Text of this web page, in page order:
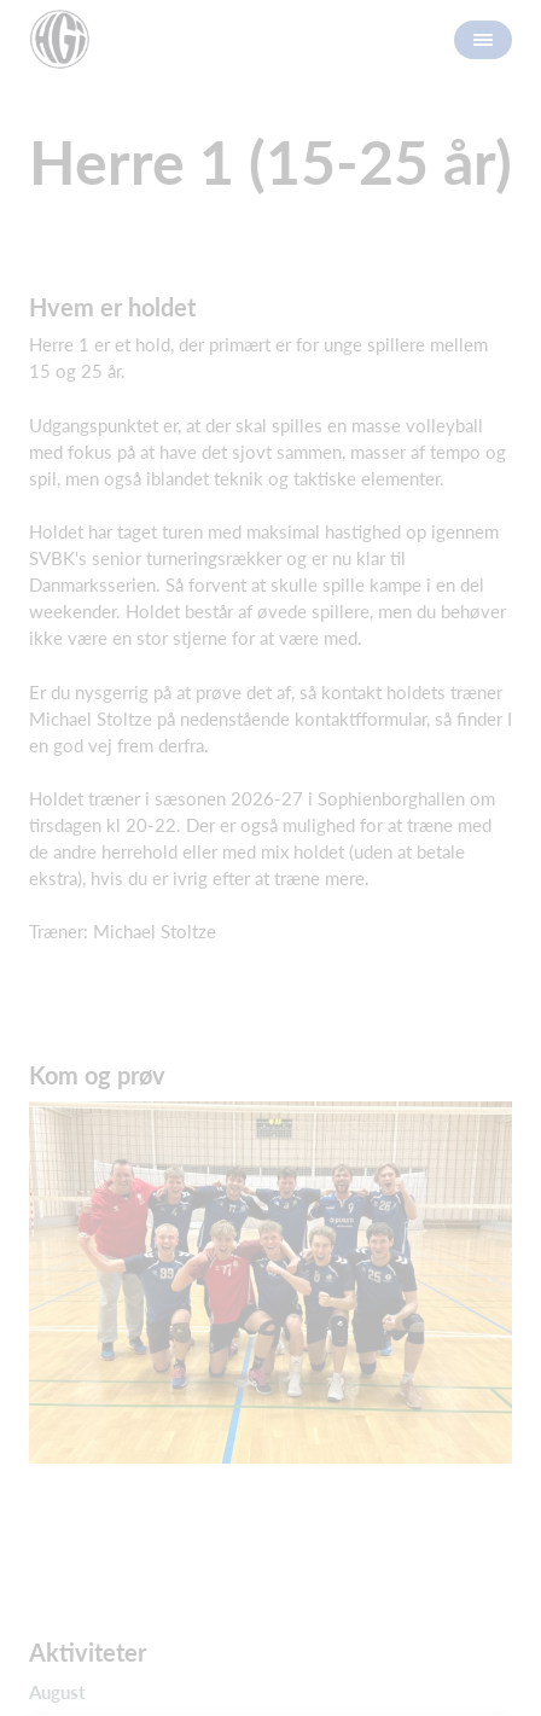
Herre 1 (15-25 år)
Hvem er holdet
Herre 1 er et hold, der primært er for unge spillere mellem
15 og 25 år.
Udgangspunktet er, at der skal spilles en masse volleyball
med fokus på at have det sjovt sammen, masser af tempo og
spil, men også iblandet teknik og taktiske elementer.
Holdet har taget turen med maksimal hastighed op igennem
SVBK's senior turneringsrækker og er nu klar til
Danmarksserien. Så forvent at skulle spille kampe i en del
weekender. Holdet består af øvede spillere, men du behøver
ikke være en stor stjerne for at være med.
Er du nysgerrig på at prøve det af, så kontakt holdets træner
Michael Stoltze på nedenstående kontaktfformular, så finder I
en god vej frem derfra.
Holdet træner i sæsonen 2026-27 i Sophienborghallen om
tirsdagen kl 20-22. Der er også mulighed for at træne med
de andre herrehold eller med mix holdet (uden at betale
ekstra), hvis du er ivrig efter at træne mere.
Træner: Michael Stoltze
Kom og prøv
Aktiviteter
August